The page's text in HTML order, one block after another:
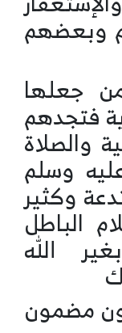
وبعضهم
جعلها
فتجدهم
والصلاة
وسلم
وكثير
الباطل
الله
مضمون